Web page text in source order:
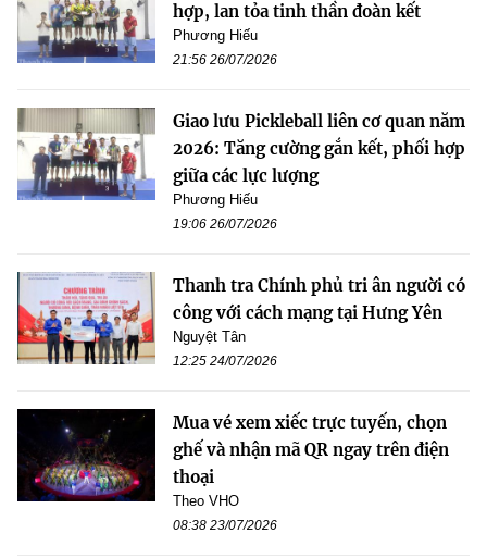
hợp, lan tỏa tinh thần đoàn kết
Phương Hiếu
21:56 26/07/2026
Giao lưu Pickleball liên cơ quan năm
2026: Tăng cường gắn kết, phối hợp
giữa các lực lượng
Phương Hiếu
19:06 26/07/2026
Thanh tra Chính phủ tri ân người có
công với cách mạng tại Hưng Yên
Nguyệt Tân
12:25 24/07/2026
Mua vé xem xiếc trực tuyến, chọn
ghế và nhận mã QR ngay trên điện
thoại
Theo VHO
08:38 23/07/2026